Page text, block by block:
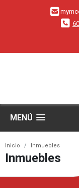
MENÚ
Inicio Inmuebles
Inmuebles